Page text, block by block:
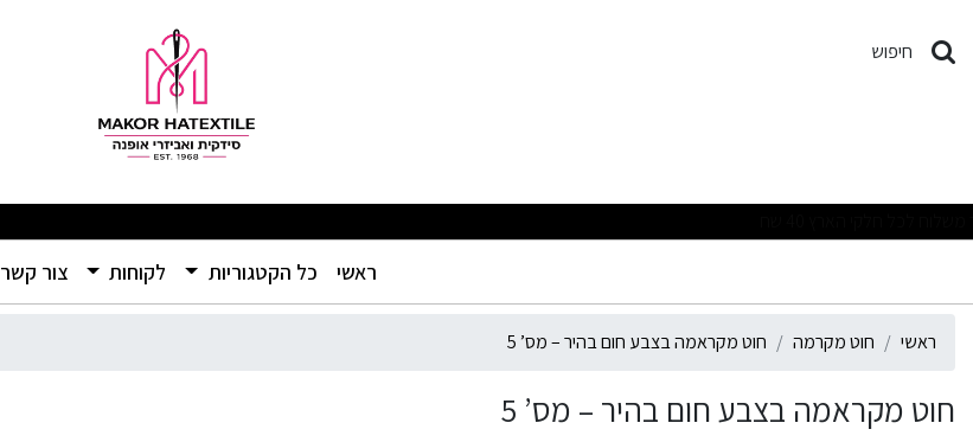
חוט מקראמה בצבע חום בהיר – מס’ 5
חיפוש
ראשי
(current) כל הקטגוריות לקוחות צור קשר
ראשי חוט מקרמה חוט מקראמה בצבע חום בהיר – מס’ 5
חוט מקראמה בצבע חום בהיר – מס’ 5